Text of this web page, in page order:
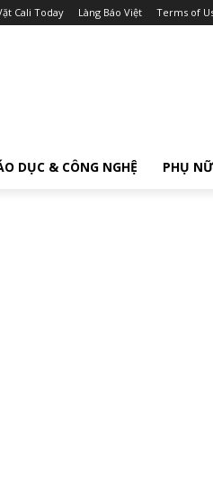
Cali Today Làng Báo Việt Terms of
DỤC & CÔNG NGHỆ PHỤ NỮ